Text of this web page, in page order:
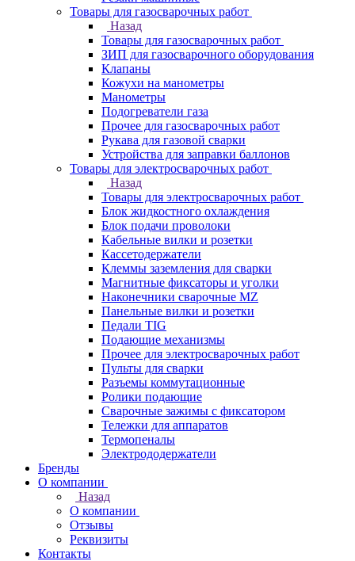
Товары для газосварочных работ
Назад
Товары для газосварочных работ
ЗИП для газосварочного оборудования
Клапаны
Кожухи на манометры
Манометры
Подогреватели газа
Прочее для газосварочных работ
Рукава для газовой сварки
Устройства для заправки баллонов
Товары для электросварочных работ
Назад
Товары для электросварочных работ
Блок жидкостного охлаждения
Блок подачи проволоки
Кабельные вилки и розетки
Кассетодержатели
Клеммы заземления для сварки
Магнитные фиксаторы и уголки
Наконечники сварочные MZ
Панельные вилки и розетки
Педали TIG
Подающие механизмы
Прочее для электросварочных работ
Пульты для сварки
Разъемы коммутационные
Ролики подающие
Сварочные зажимы с фиксатором
Тележки для аппаратов
Термопеналы
Электрододержатели
Бренды
О компании
Назад
О компании
Отзывы
Реквизиты
Контакты